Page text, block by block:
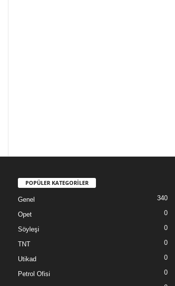
POPÜLER KATEGORİLER
Genel 340
Opet 0
Söyleşi 0
TNT 0
Utikad 0
Petrol Ofisi 0